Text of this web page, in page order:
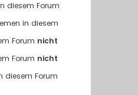
diesem Forum
in diesem
Forum nicht
Forum nicht
diesem Forum